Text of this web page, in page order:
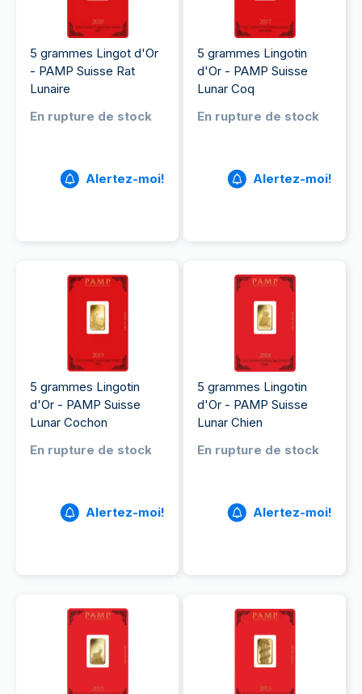
5 grammes Lingot d'Or
- PAMP Suisse Rat
Lunaire
En rupture de stock
Alertez-moi!
5 grammes Lingotin
d'Or - PAMP Suisse
Lunar Coq
En rupture de stock
Alertez-moi!
5 grammes Lingotin
d'Or - PAMP Suisse
Lunar Cochon
En rupture de stock
Alertez-moi!
5 grammes Lingotin
d'Or - PAMP Suisse
Lunar Chien
En rupture de stock
Alertez-moi!